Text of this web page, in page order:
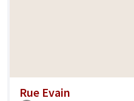
Rue Evain